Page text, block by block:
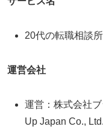
20代の転職相談
運営会社
運営：株式会社
Up Japan Co., Ltd.